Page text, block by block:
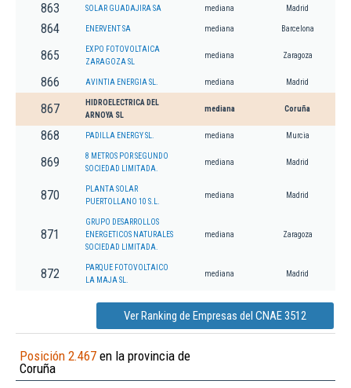
863 SOLAR GUADAJIRA SA mediana Madrid
864 ENERVENT SA mediana Barcelona
865
EXPO FOTOVOLTAICA
ZARAGOZA SL
mediana Zaragoza
866 AVINTIA ENERGIA SL. mediana Madrid
867
HIDROELECTRICA DEL
ARNOYA SL
mediana Coruña
868 PADILLA ENERGY SL. mediana Murcia
869
8 METROS POR SEGUNDO
SOCIEDAD LIMITADA.
mediana Madrid
870
PLANTA SOLAR
PUERTOLLANO 10 S.L.
mediana Madrid
871
GRUPO DESARROLLOS
ENERGETICOS NATURALES
SOCIEDAD LIMITADA.
mediana Zaragoza
872
PARQUE FOTOVOLTAICO
LA MAJA SL.
mediana Madrid
Ver Ranking de Empresas del CNAE 3512
Posición 2.467 en la provincia de
Coruña